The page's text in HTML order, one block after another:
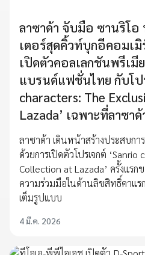
ลาซาด้า จับมือ ซานริโอ
เตอร์สุดคิ้วท์บุกอีคอมเ
เปิดตัวคอลเลกชันพรีเมี
แบรนด์แฟชั่นไทย กับโป
characters: The
Lazada’ เฉพาะที่ลาซา
ลาซาด้า เดินหน้าสร้างประสบก
ด้วยการเปิดตัวโปรเจกต์
Collection at Lazada’ ครั้งแรก
ความร่วมมือในด้านลิขสิทธิ์คาแร
เต็มรูปแบบ
4 มี.ค. 2026